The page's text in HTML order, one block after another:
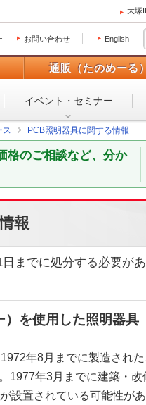
大塚
お問い合わせ English
通販（たのめーる
イベント・ セミナー
ス PCB照明器具に関する情報
格のご相談など、分か
報
までに処分する必要が
を使用した照明器具
年8月までに製造され
1977年3月までに建築・
設置されている可能性が